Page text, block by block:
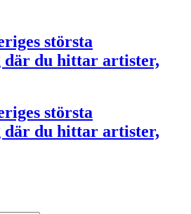
största
du hittar artister,
största
du hittar artister,